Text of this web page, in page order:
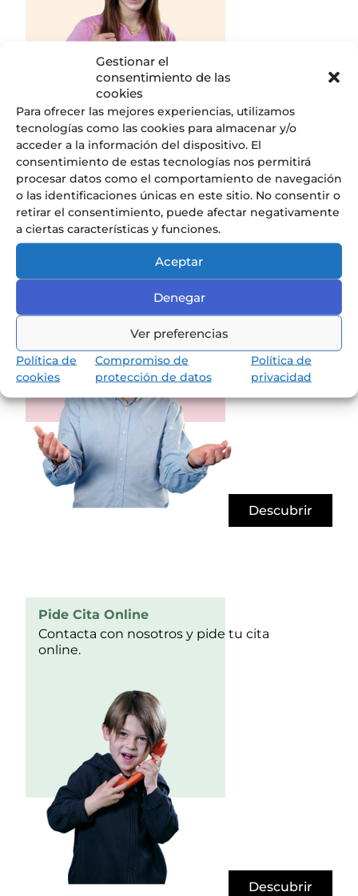
Gestionar el
consentimiento de las
cookies
Para ofrecer las mejores experiencias, utilizamos
tecnologías como las cookies para almacenar y/o
acceder a la información del dispositivo. El
consentimiento de estas tecnologías nos permitirá
procesar datos como el comportamiento de navegación
o las identificaciones únicas en este sitio. No consentir o
retirar el consentimiento, puede afectar negativamente
a ciertas características y funciones.
Aceptar
Denegar
Ver preferencias
Política de
cookies
Compromiso de
protección de datos
Política de
privacidad
Descubrir
Nuestros Servicios
Descubre todos los servicios que
Descubrir
Pide Cita Online
Contacta con nosotros y pide tu cita
online.
Descubrir